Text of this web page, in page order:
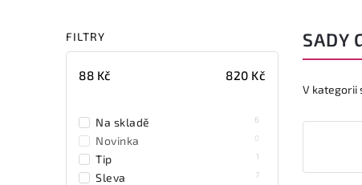
FILTRY
88 Kč 820 Kč
Na skladě 6
Novinka 0
Tip 1
Sleva 7
SADY
V kategorii